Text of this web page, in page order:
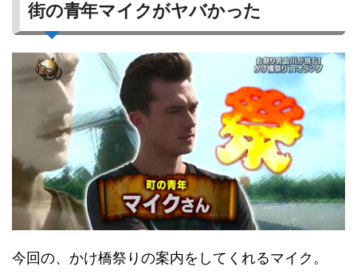
街の青年マイクがヤバかった
今回の、かけ橋祭りの案内をしてくれるマイク。